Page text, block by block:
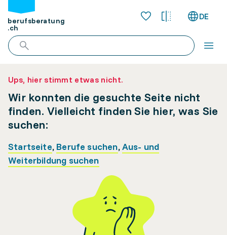
berufsberatung
.ch
DE
Ups, hier stimmt etwas nicht.
Wir konnten die gesuchte Seite nicht
finden. Vielleicht finden Sie hier, was Sie
suchen:
Startseite, Berufe suchen,Aus- und
Weiterbildung suchen